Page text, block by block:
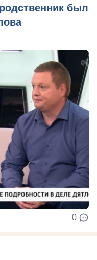
был
0